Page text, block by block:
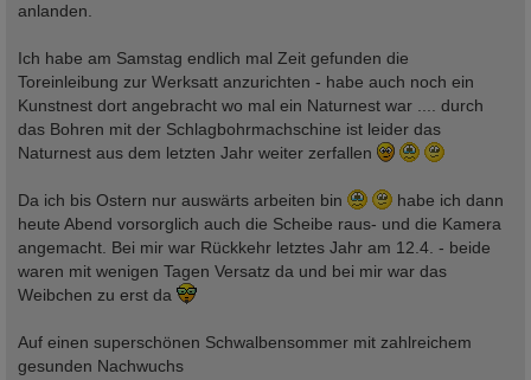
anlanden.
Ich habe am Samstag endlich mal Zeit gefunden die
Toreinleibung zur Werksatt anzurichten - habe auch noch ein
Kunstnest dort angebracht wo mal ein Naturnest war .... durch
das Bohren mit der Schlagbohrmachschine ist leider das
Naturnest aus dem letzten Jahr weiter zerfallen
Da ich bis Ostern nur auswärts arbeiten bin
habe ich dann
heute Abend vorsorglich auch die Scheibe raus- und die Kamera
angemacht. Bei mir war Rückkehr letztes Jahr am 12.4. - beide
waren mit wenigen Tagen Versatz da und bei mir war das
Weibchen zu erst da
Auf einen superschönen Schwalbensommer mit zahlreichem
gesunden Nachwuchs